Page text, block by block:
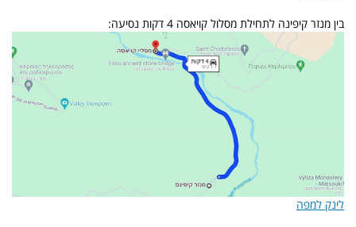
בין מנזר קיפינה לתחילת מסלול קויאסה 4 דקות נסיעה:
לינק למפה